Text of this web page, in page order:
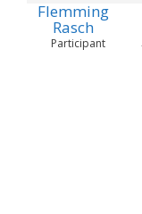
Flemming
Rasch
Participant